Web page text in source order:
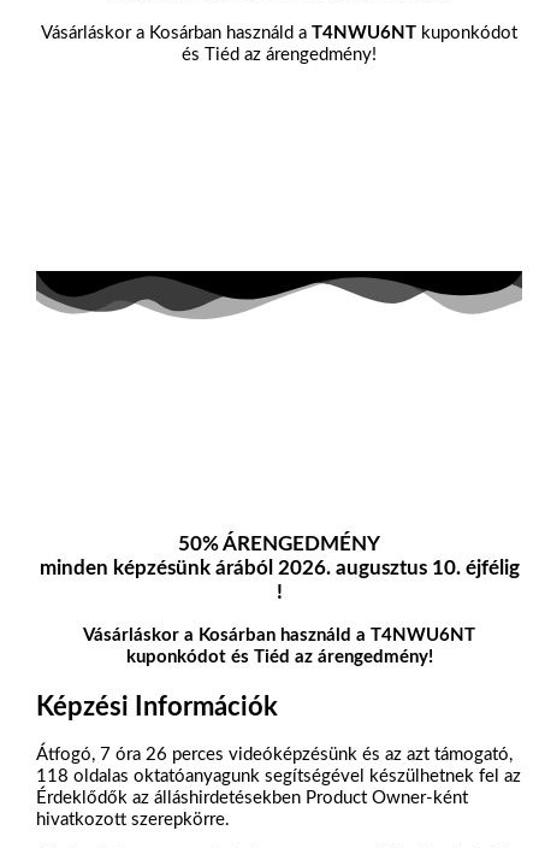
Vásárláskor a Kosárban használd a T4NWU6NT kuponkódot
és Tiéd az árengedmény!
50% ÁRENGEDMÉNY
minden képzésünk árából 2026. augusztus 10. éjfélig
!
Vásárláskor a Kosárban használd a T4NWU6NT
kuponkódot és Tiéd az árengedmény!
Képzési Információk
Átfogó, 7 óra 26 perces videóképzésünk és az azt támogató,
118 oldalas oktatóanyagunk segítségével készülhetnek fel az
Érdeklődők az álláshirdetésekben Product Owner-ként
hivatkozott szerepkörre.